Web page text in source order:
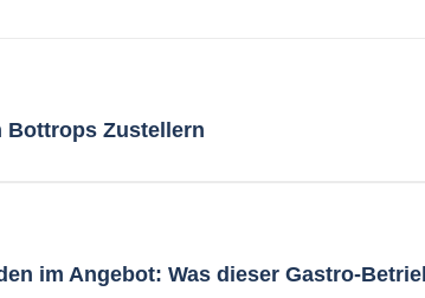
Bottrops Zustellern
im Angebot: Was dieser Gastro-